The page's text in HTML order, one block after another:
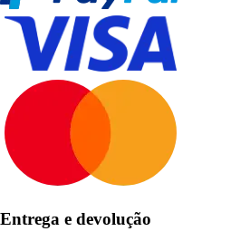
Entrega e devolução